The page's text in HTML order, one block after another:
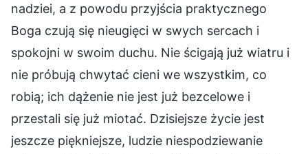
nadziei, a z powodu przyjścia praktycznego
Boga czują się nieugięci w swych sercach i
spokojni w swoim duchu. Nie ścigają już wiatru i
nie próbują chwytać cieni we wszystkim, co
robią; ich dążenie nie jest już bezcelowe i
przestali się już miotać. Dzisiejsze życie jest
jeszcze piękniejsze, ludzie niespodziewanie